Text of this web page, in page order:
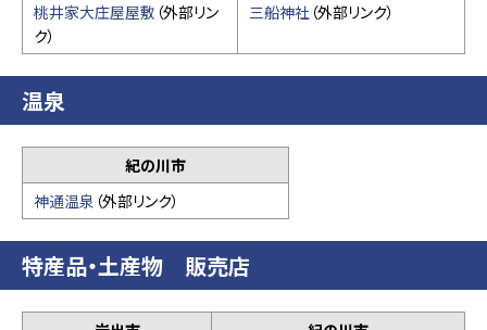
桃井家大庄屋屋敷 （外部リン
ク）
三船神社 （外部リンク）
温泉
紀の川市
神通温泉 （外部リンク）
特産品・土産物 販売店